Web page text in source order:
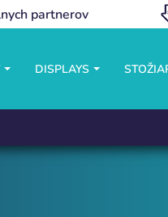
partnerov
DISPLAYS